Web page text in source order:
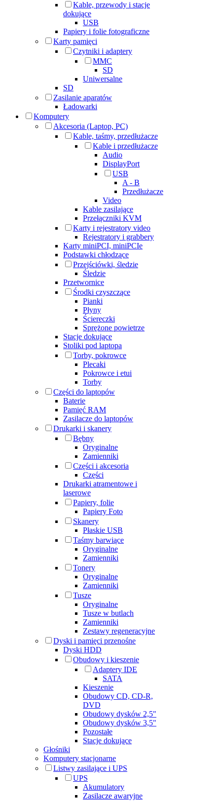
Kable, przewody i stacje
dokujące
USB
Papiery i folie fotograficzne
Karty pamięci
Czytniki i adaptery
MMC
SD
Uniwersalne
SD
Zasilanie aparatów
Ładowarki
Komputery
Akcesoria (Laptop, PC)
Kable, taśmy, przedłużacze
Kable i przedłużacze
Audio
DisplayPort
USB
A - B
Przedłużacze
Video
Kable zasilające
Przełączniki KVM
Karty i rejestratory video
Rejestratory i grabbery
Karty miniPCI, miniPCIe
Podstawki chłodzące
Przejściówki, śledzie
Śledzie
Przetwornice
Środki czyszczące
Pianki
Płyny
Ściereczki
Sprężone powietrze
Stacje dokujące
Stoliki pod laptopa
Torby, pokrowce
Plecaki
Pokrowce i etui
Torby
Części do laptopów
Baterie
Pamięć RAM
Zasilacze do laptopów
Drukarki i skanery
Bębny
Oryginalne
Zamienniki
Części i akcesoria
Części
Drukarki atramentowe i
laserowe
Papiery, folie
Papiery Foto
Skanery
Płaskie USB
Taśmy barwiące
Oryginalne
Zamienniki
Tonery
Oryginalne
Zamienniki
Tusze
Oryginalne
Tusze w butlach
Zamienniki
Zestawy regeneracyjne
Dyski i pamięci przenośne
Dyski HDD
Obudowy i kieszenie
Adaptery IDE
SATA
Kieszenie
Obudowy CD, CD-R,
DVD
Obudowy dysków 2,5"
Obudowy dysków 3,5"
Pozostałe
Stacje dokujące
Głośniki
Komputery stacjonarne
Listwy zasilające i UPS
UPS
Akumulatory
Zasilacze awaryjne